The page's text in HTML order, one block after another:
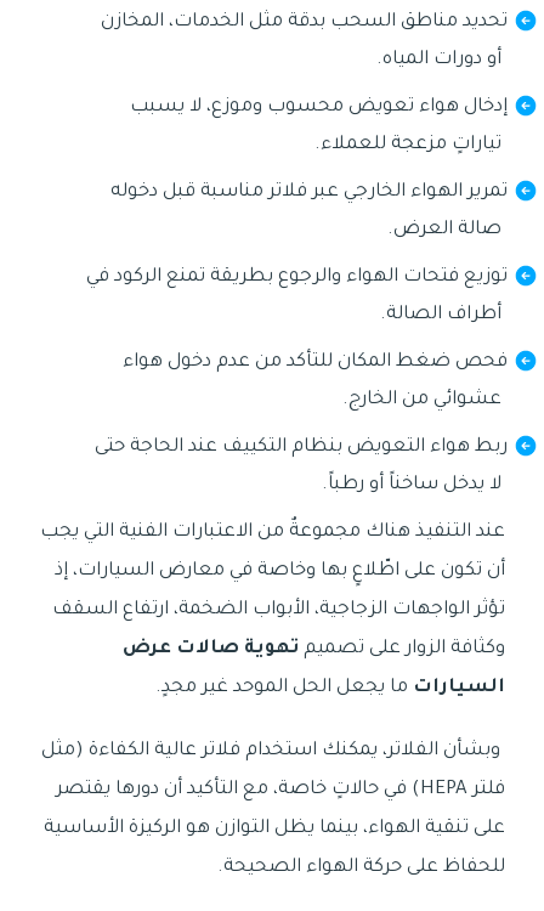
تحديد مناطق السحب بدقة مثل الخدمات، المخازن
أو دورات المياه.
إدخال هواء تعويض محسوب وموزع، لا يسبب
تياراتٍ مزعجة للعملاء.
تمرير الهواء الخارجي عبر فلاتر مناسبة قبل دخوله
صالة العرض.
توزيع فتحات الهواء والرجوع بطريقة تمنع الركود في
أطراف الصالة.
فحص ضغط المكان للتأكد من عدم دخول هواء
عشوائي من الخارج.
ربط هواء التعويض بنظام التكييف عند الحاجة حتى
لا يدخل ساخناً أو رطباً.
عند التنفيذ هناك مجموعةٌ من الاعتبارات الفنية التي يجب
أن تكون على اطّلاعٍ بها وخاصة في معارض السيارات، إذ
تؤثر الواجهات الزجاجية، الأبواب الضخمة، ارتفاع السقف
وكثافة الزوار على تصميم تهوية صالات عرض
السيارات ما يجعل الحل الموحد غير مجدٍ.
وبشأن الفلاتر، يمكنك استخدام فلاتر عالية الكفاءة (مثل
فلتر HEPA) في حالاتٍ خاصة، مع التأكيد أن دورها يقتصر
على تنقية الهواء، بينما يظل التوازن هو الركيزة الأساسية
للحفاظ على حركة الهواء الصحيحة.